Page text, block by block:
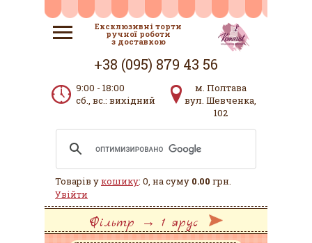
Ексклюзивні торти
ручної роботи
з доставкою
+38 (095) 879 43 56
9:00 - 18:00
сб., вс.: вихідний
м. Полтава
вул. Шевченка,
102
Товарів укошику: 0, на суму 0.00 грн.
Увійти
Фільтр → 1 ярус